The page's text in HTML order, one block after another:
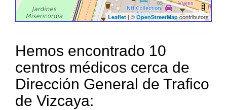
Leaflet | ©OpenStreetMapcontributors
Hemos encontrado 10
centros médicos cerca de
Dirección General de Trafico
de Vizcaya: